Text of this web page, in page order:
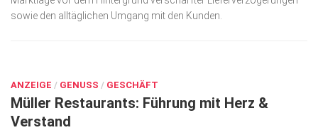
Kunst & Kultur
Podcast
Top Branchen
sowie den alltäglichen Umgang mit den Kunden.
ANZEIGE / GENUSS / GESCHÄFT
Müller Restaurants: Führung mit Herz &
Verstand